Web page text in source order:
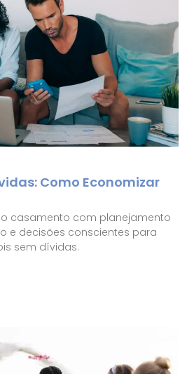
Como Economizar
casamento com planejamento
e decisões conscientes para
sem dívidas.